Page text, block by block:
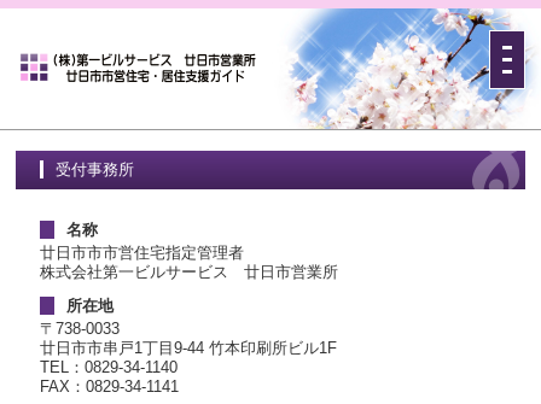
受付事務所
名称
廿日市市市営住宅指定管理者
株式会社第一ビルサービス 廿日市営業所
所在地
〒738-0033
廿日市市串戸1丁目9-44 竹本印刷所ビル1F
TEL：0829-34-1140
FAX：0829-34-1141